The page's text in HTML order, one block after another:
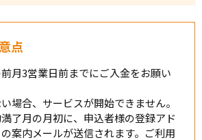
点
月3営業日前までにご入金をお願い
場合、サービスが開始できません。
了月の月初に、申込者様の登録アド
案内メールが送信されます。ご利用